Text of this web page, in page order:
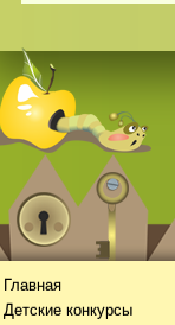
Главная
Детские конкурсы